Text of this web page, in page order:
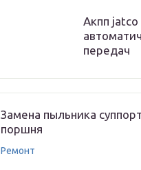
Акпп
передач
Замена пыльника
поршня
Ремонт